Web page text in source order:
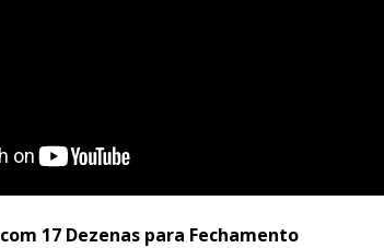
17 Dezenas para Fechamento